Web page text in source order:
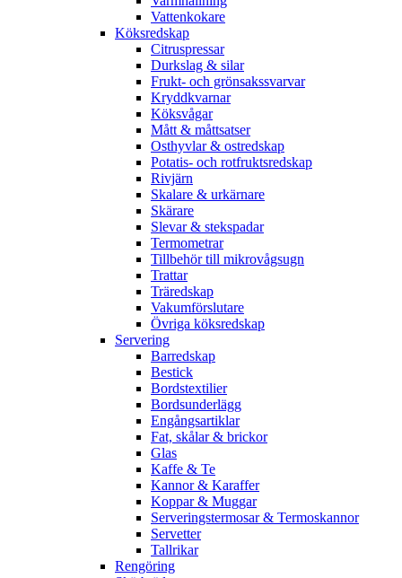
Vattenkokare
Köksredskap
Citruspressar
Durkslag & silar
Frukt- och grönsakssvarvar
Kryddkvarnar
Köksvågar
Mått & måttsatser
Osthyvlar & ostredskap
Potatis- och rotfruktsredskap
Rivjärn
Skalare & urkärnare
Skärare
Slevar & stekspadar
Termometrar
Tillbehör till mikrovågsugn
Trattar
Träredskap
Vakumförslutare
Övriga köksredskap
Servering
Barredskap
Bestick
Bordstextilier
Bordsunderlägg
Engångsartiklar
Fat, skålar & brickor
Glas
Kaffe & Te
Kannor & Karaffer
Koppar & Muggar
Serveringstermosar & Termoskannor
Servetter
Tallrikar
Rengöring